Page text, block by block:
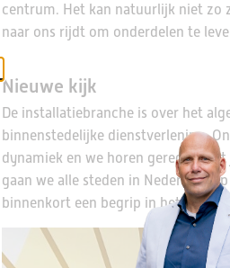
centrum. Het kan natuurlijk niet zo
naar ons rijdt om onderdelen te
Nieuwe kijk
De installatiebranche is over het
binnenstedelijke dienstverlening.
dynamiek en we horen geregeld
gaan we alle steden in Nederland
binnenkort een begrip in het